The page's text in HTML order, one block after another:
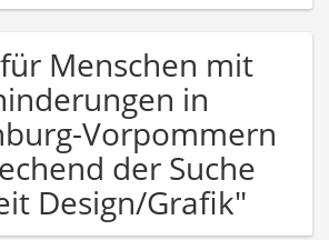
für Menschen mit
in
Vorpommern
der Suche
Design/Grafik"